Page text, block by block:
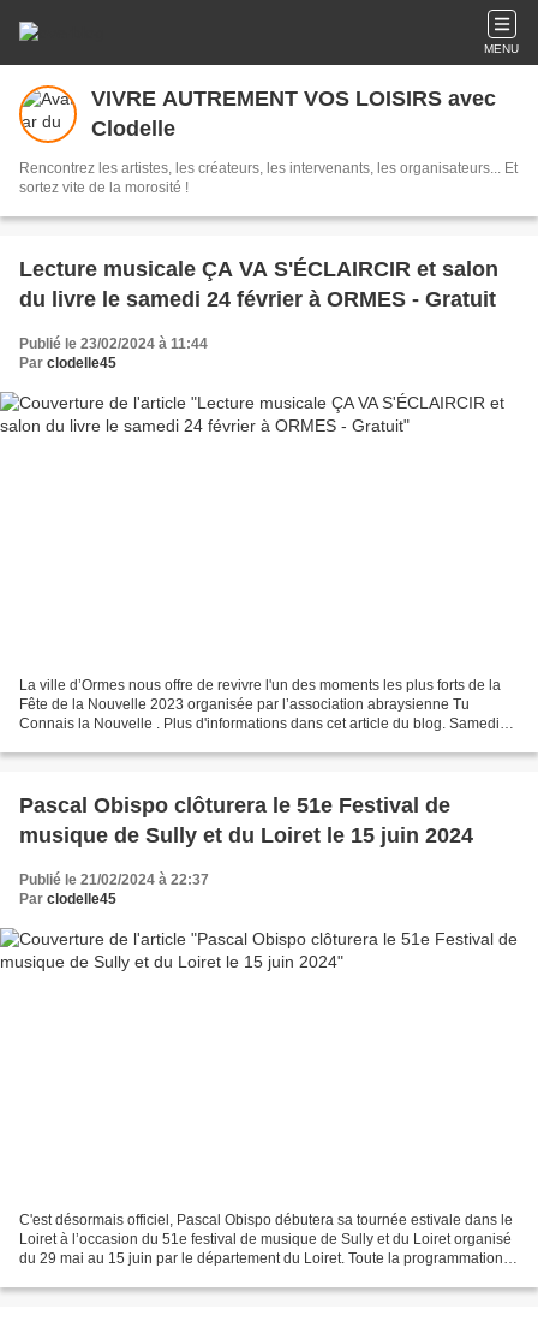
MENU
VIVRE AUTREMENT VOS LOISIRS avec
Clodelle
Rencontrez les artistes, les créateurs, les intervenants, les organisateurs... Et
sortez vite de la morosité !
Lecture musicale ÇA VA S'ÉCLAIRCIR et salon
du livre le samedi 24 février à ORMES - Gratuit
Publié le 23/02/2024 à 11:44
Par clodelle45
La ville d’Ormes nous offre de revivre l'un des moments les plus forts de la
Fête de la Nouvelle 2023 organisée par l’association abraysienne Tu
Connais la Nouvelle . Plus d'informations dans cet article du blog. Samedi
Pascal Obispo clôturera le 51e Festival de
musique de Sully et du Loiret le 15 juin 2024
Publié le 21/02/2024 à 22:37
Par clodelle45
C'est désormais officiel, Pascal Obispo débutera sa tournée estivale dans le
Loiret à l’occasion du 51e festival de musique de Sully et du Loiret organisé
du 29 mai au 15 juin par le département du Loiret. Toute la programmation